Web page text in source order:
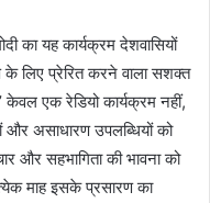
का यह कार्यक्रम देशवासियों
के लिए प्रेरित करने वाला सशक्त
केवल एक रेडियो कार्यक्रम नहीं,
असाधारण उपलब्धियों को
और सहभागिता की भावना को
माह इसके प्रसारण का